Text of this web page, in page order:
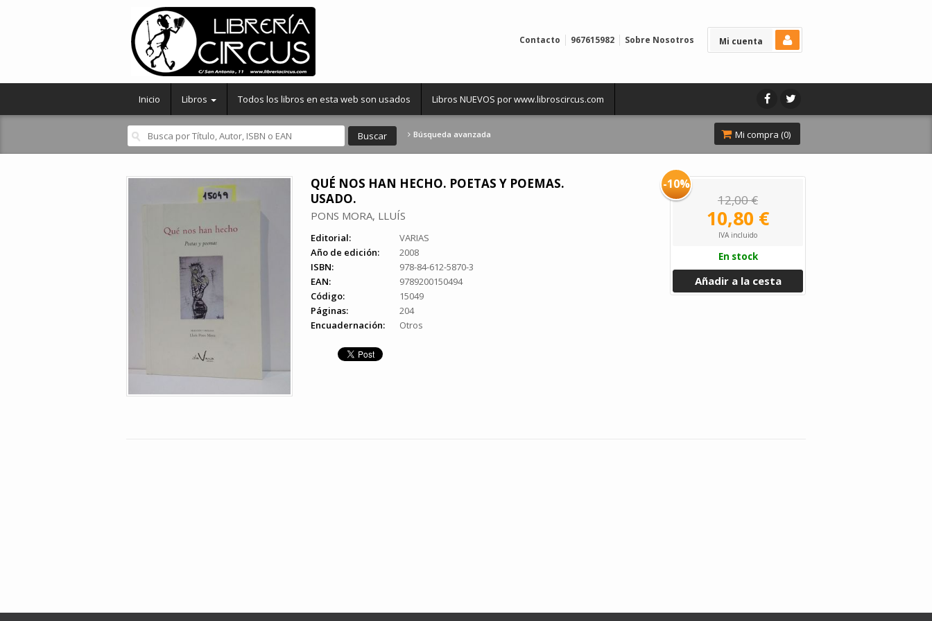
Mi cuenta
Contacto 967615982 Sobre Nosotros
Inicio Libros Todos los libros en esta web son usados Libros NUEVOS por www.libroscircus.com
Búsqueda avanzada Mi compra (0)
QUÉ NOS HAN HECHO. POETAS Y POEMAS.
USADO.
PONS MORA, LLUÍS
Editorial:
VARIAS
Año de edición:
2008
ISBN:
978-84-612-5870-3
EAN:
9789200150494
Código:
15049
Páginas:
204
Encuadernación:
Otros
-10%
12,00 €
10,80 €
IVA incluido
En stock
Añadir a la cesta